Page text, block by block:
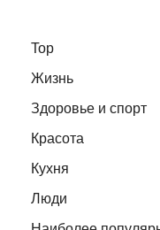
Top
Жизнь
Здоровье и спорт
Красота
Кухня
Люди